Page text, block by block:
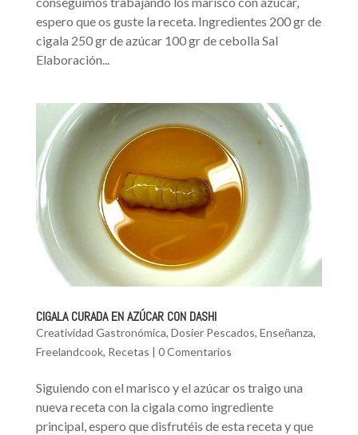
espero que os guste la receta. Ingredientes 200 gr de
cigala 250 gr de azúcar 100 gr de cebolla Sal
Elaboración...
CIGALA CURADA EN AZÚCAR CON DASHI
Creatividad Gastronómica, Dosier Pescados, Enseñanza,
Freelandcook, Recetas | 0 Comentarios
Siguiendo con el marisco y el azúcar os traigo una
nueva receta con la cigala como ingrediente
principal, espero que disfrutéis de esta receta y que